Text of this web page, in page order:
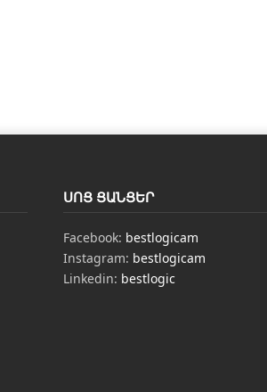
ՍՈՑ ՑԱՆՑԵՐ
Facebook: bestlogicam
Instagram: bestlogicam
Linkedin: bestlogic